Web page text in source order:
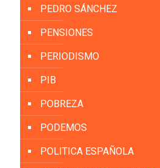
PEDRO SÁNCHEZ
PENSIONES
PERIODISMO
PIB
POBREZA
PODEMOS
POLITICA ESPAÑOLA